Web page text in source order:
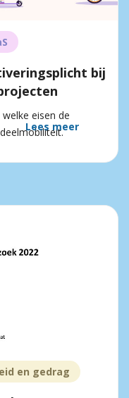
bij
eisen de
Lees meer
en gedrag